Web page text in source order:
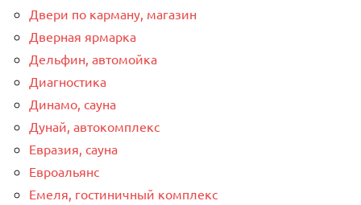
Двери по карману, магазин
Дверная ярмарка
Дельфин, автомойка
Диагностика
Динамо, сауна
Дунай, автокомплекс
Евразия, сауна
Евроальянс
Емеля, гостиничный комплекс